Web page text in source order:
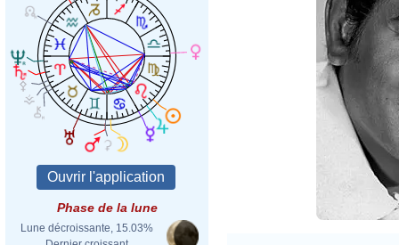
Phase de la lune
Lune décroissante, 15.03%